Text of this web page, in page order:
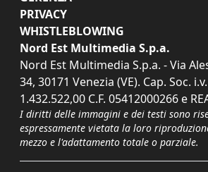
PRIVACY
WHISTLEBLOWING
Nord Est Multimedia S.p.a.
Nord Est Multimedia S.p.a. - Via
34, 30171 Venezia (VE). Cap. Soc.
1.432.522,00 C.F. 05412000266 e
I diritti delle immagini e dei testi sono
espressamente vietata la loro
mezzo e l'adattamento totale o parziale.